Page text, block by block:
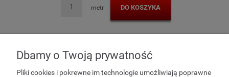
metr DO KOSZYKA
POMOC
Dbamy o Twoją prywatność
Pliki cookies i pokrewne im technologie umożliwiają poprawne